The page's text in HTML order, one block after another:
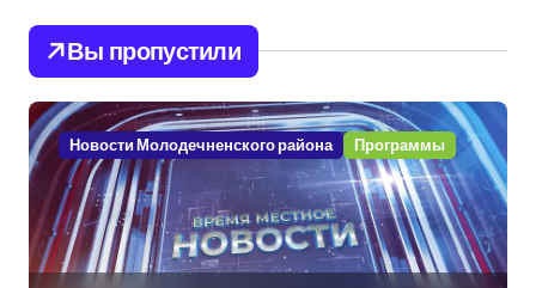
Вы пропустили
Новости Молодечненского района Программы